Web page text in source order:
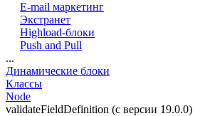
E-mail маркетинг
Экстранет
Highload-блоки
Push and Pull
...
Динамические блоки
Классы
Node
validateFieldDefinition (с версии 19.0.0)